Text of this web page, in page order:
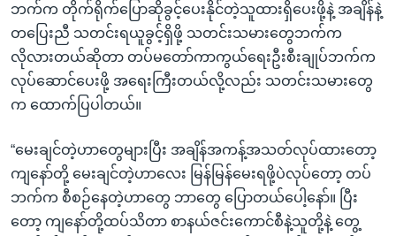
ဘက်က တိုက်ရိုက်ပြောဆိုခွင့်ပေးနိုင်တဲ့သူထားရှိပေးဖို့နဲ့ အချိန်နဲ့
တပြေးညီ သတင်းရယူခွင့်ရှိဖို့ သတင်းသမားတွေဘက်က
လိုလားတယ်ဆိုတာ တပ်မတော်ကာကွယ်ရေးဦးစီးချုပ်ဘက်က
လုပ်ဆောင်ပေးဖို့ အရေးကြီးတယ်လို့လည်း သတင်းသမားတွေ
က ထောက်ပြပါတယ်။
“မေးချင်တဲ့ဟာတွေများပြီး အချိန်အကန့်အသတ်လုပ်ထားတော့
ကျနော်တို့ မေးချင်တဲ့ဟာလေး မြန်မြန်မေးရဖို့ပဲလုပ်တော့ တပ်
ဘက်က စီစဉ်နေတဲ့ဟာတွေ ဘာတွေ ပြောတယ်ပေါ့နော်။ ပြီး
တော့ ကျနော်တို့ထပ်သိတာ စာနယ်ဇင်းကောင်စီနဲ့သူတို့နဲ့ တွေ့